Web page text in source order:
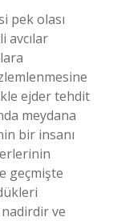
pek olası
avcılar
ejder tehdit
meydana
bir insanı
geçmişte
ve